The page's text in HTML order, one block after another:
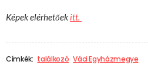
Képek elérhetőek itt.
Címkék: találkozó Váci Egyházmegye